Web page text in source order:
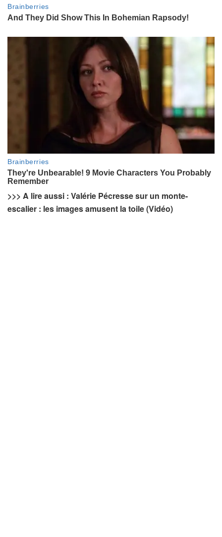
>>> A lire aussi : Valérie Pécresse sur un monte-
escalier : les images amusent la toile (Vidéo)